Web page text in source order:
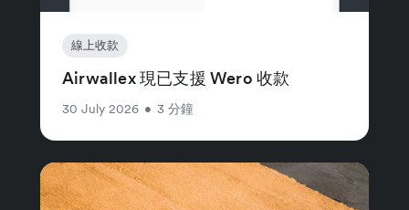
線上收款
Airwallex 現已支援 Wero 收款
30 July 2026 • 3 分鐘